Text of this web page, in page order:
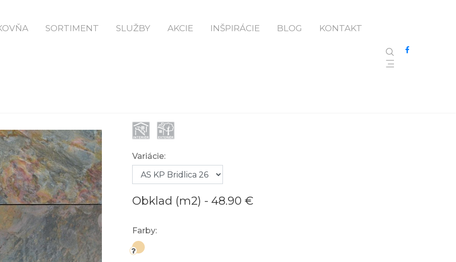
SORTIMENT SLUŽBY AKCIE INŠPIRÁCIE BLOG KONTAKT
Prírodný Kamenný Obklad AS KP Bridlica 26
Variácie:
Obklad (m2) - 48.90 €
Farby: